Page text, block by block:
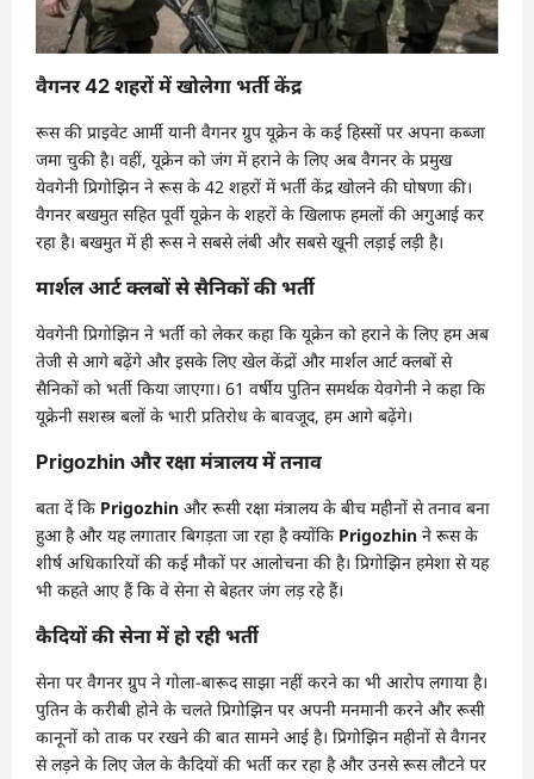
वैगनर 42 शहरों में खोलेगा भर्ती केंद्र
रूस की प्राइवेट आर्मी यानी वैगनर ग्रुप यूक्रेन के कई हिस्सों पर अपना कब्जा
जमा चुकी है। वहीं, यूक्रेन को जंग में हराने के लिए अब वैगनर के प्रमुख
येवगेनी प्रिगोझिन ने रूस के 42 शहरों में भर्ती केंद्र खोलने की घोषणा की।
वैगनर बखमुत सहित पूर्वी यूक्रेन के शहरों के खिलाफ हमलों की अगुआई कर
रहा है। बखमुत में ही रूस ने सबसे लंबी और सबसे खूनी लड़ाई लड़ी है।
मार्शल आर्ट क्लबों से सैनिकों की भर्ती
येवगेनी प्रिगोझिन ने भर्ती को लेकर कहा कि यूक्रेन को हराने के लिए हम अब
तेजी से आगे बढ़ेंगे और इसके लिए खेल केंद्रों और मार्शल आर्ट क्लबों से
सैनिकों को भर्ती किया जाएगा। 61 वर्षीय पुतिन समर्थक येवगेनी ने कहा कि
यूक्रेनी सशस्त्र बलों के भारी प्रतिरोध के बावजूद, हम आगे बढ़ेंगे।
Prigozhin और रक्षा मंत्रालय में तनाव
बता दें कि Prigozhin और रूसी रक्षा मंत्रालय के बीच महीनों से तनाव बना
हुआ है और यह लगातार बिगड़ता जा रहा है क्योंकि Prigozhin ने रूस के
शीर्ष अधिकारियों की कई मौकों पर आलोचना की है। प्रिगोझिन हमेशा से यह
भी कहते आए हैं कि वे सेना से बेहतर जंग लड़ रहे हैं।
कैदियों की सेना में हो रही भर्ती
सेना पर वैगनर ग्रुप ने गोला-बारूद साझा नहीं करने का भी आरोप लगाया है।
पुतिन के करीबी होने के चलते प्रिगोझिन पर अपनी मनमानी करने और रूसी
कानूनों को ताक पर रखने की बात सामने आई है। प्रिगोझिन महीनों से वैगनर
से लड़ने के लिए जेल के कैदियों की भर्ती कर रहा है और उनसे रूस लौटने पर